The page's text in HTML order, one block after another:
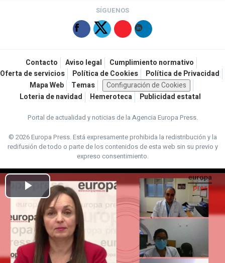
SÍGUENOS
Contacto Aviso legal
Cumplimiento normativo
Oferta de servicios
Política de Cookies
Política de Privacidad
Mapa Web
Temas
Configuración de Cookies
Loteria de navidad
Hemeroteca Publicidad estatal
Portal de actualidad y noticias de la Agencia Europa Press.
© 2026 Europa Press.Está expresamente prohibida la redistribución y la
redifusión de todo o parte de los contenidos de esta web sin su previo y
expreso consentimiento.